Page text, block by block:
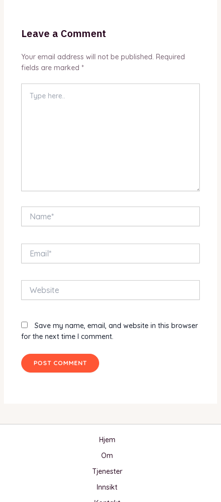
Leave a Comment
Your email address will not be published. Required
fields are marked *
here..
Website
Save my name, email, and website in this browser
for the next time I comment.
Hjem
Om
Tjenester
Innsikt